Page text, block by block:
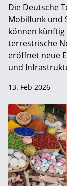
Die Deutsche
Mobilfunk und
können
terrestrische
eröffnet neue
und
13. Feb 2026